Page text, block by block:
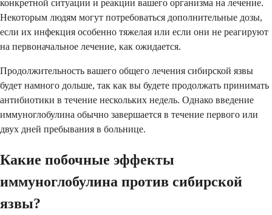
конкретной ситуации и реакции вашего организма на лечение.
Некоторым людям могут потребоваться дополнительные дозы,
если их инфекция особенно тяжелая или если они не реагируют
на первоначальное лечение, как ожидается.
Продолжительность вашего общего лечения сибирской язвы
будет намного дольше, так как вы будете продолжать принимать
антибиотики в течение нескольких недель. Однако введение
иммуноглобулина обычно завершается в течение первого или
двух дней пребывания в больнице.
Какие побочные эффекты
иммуноглобулина против сибирской
язвы?